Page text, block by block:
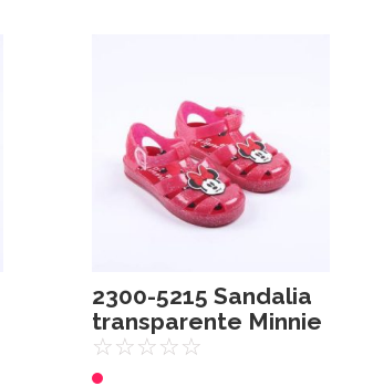
2300-5215 Sandalia
transparente Minnie
☆☆☆☆☆